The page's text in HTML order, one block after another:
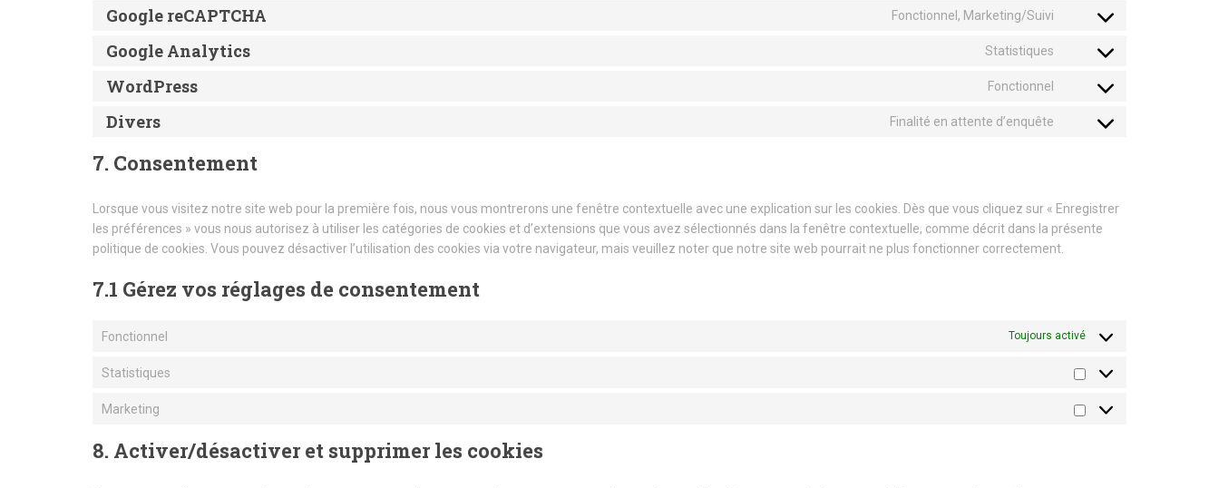
Google reCAPTCHA Fonctionnel, Marketing/Suivi
Google Analytics Statistiques
WordPress Fonctionnel
Divers Finalité en attente d’enquête
7. Consentement
Lorsque vous visitez notre site web pour la première fois, nous vous montrerons une fenêtre contextuelle avec une explication sur les cookies. Dès que vous cliquez sur « Enregistrer
les préférences » vous nous autorisez à utiliser les catégories de cookies et d’extensions que vous avez sélectionnés dans la fenêtre contextuelle, comme décrit dans la présente
politique de cookies. Vous pouvez désactiver l’utilisation des cookies via votre navigateur, mais veuillez noter que notre site web pourrait ne plus fonctionner correctement.
7.1 Gérez vos réglages de consentement
Fonctionnel Toujours activé
Statistiques
Marketing
8. Activer/désactiver et supprimer les cookies